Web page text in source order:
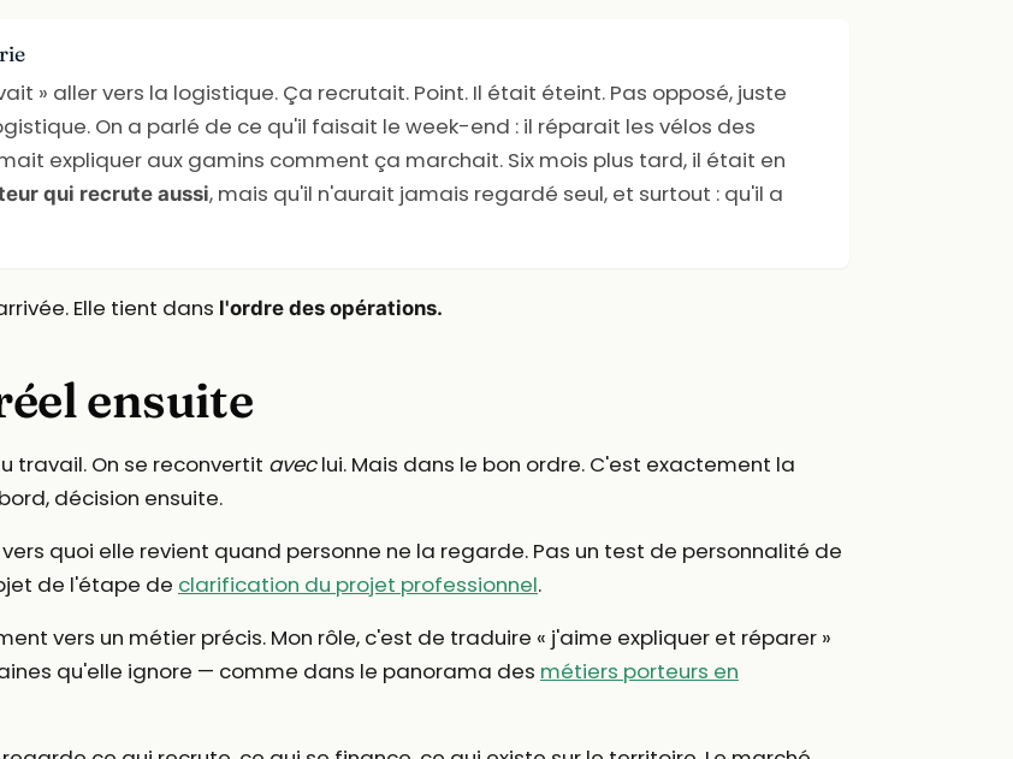
» aller vers la logistique. Ça recrutait. Point. Il était éteint. Pas opposé, juste
On a parlé de ce qu'il faisait le week-end : il réparait les vélos des
expliquer aux gamins comment ça marchait. Six mois plus tard, il était en
qui recrute aussi, mais qu'il n'aurait jamais regardé seul, et surtout : qu'il a
Elle tient dans l'ordre des opérations.
ensuite
travail. On se reconvertit aveclui. Mais dans le bon ordre. C'est exactement la
décision ensuite.
quoi elle revient quand personne ne la regarde. Pas un test de personnalité de
de l'étape de clarification du projet professionnel.
vers un métier précis. Mon rôle, c'est de traduire « j'aime expliquer et réparer »
qu'elle ignore — comme dans le panorama des métiers porteurs en